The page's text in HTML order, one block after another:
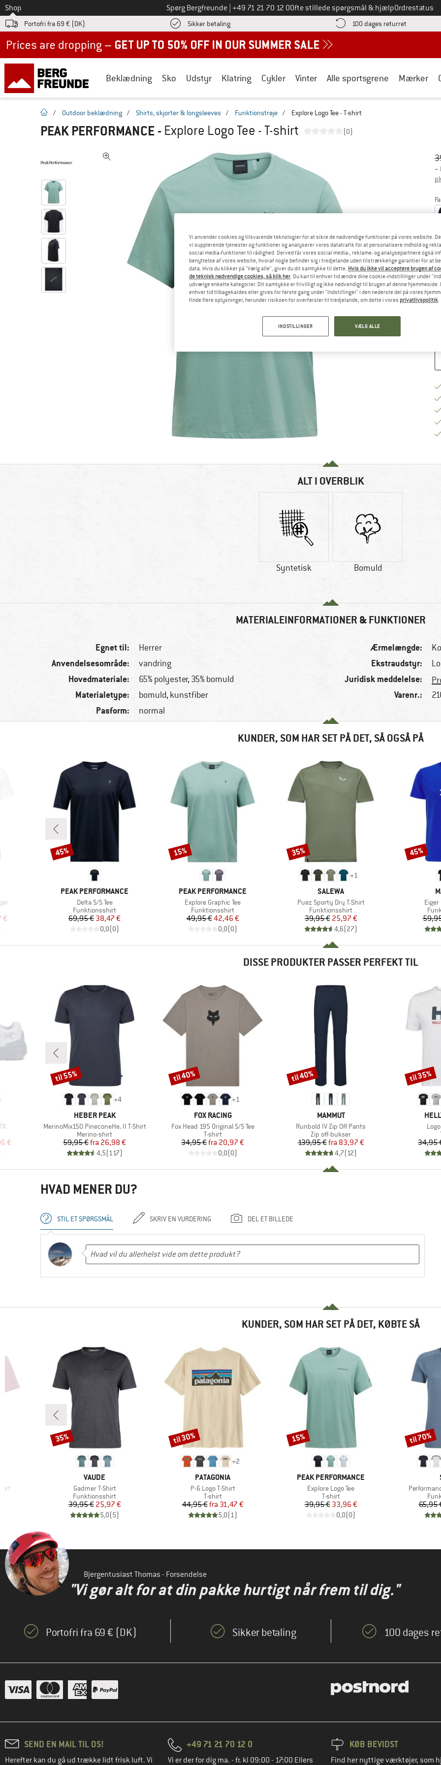
Til
Shop Spørg Bergfreunde Ring til os på
+49 71 21 70 12 0Ofte stillede spørgsmål & hjælpOrdrestatus
Portofri fra 69 € (DK) Sikker betalingFind betalingsoplysningerne her! Åbnes i en infoboks
100 dages returret Gå til
Beklædning Sko Udstyr Klatring Cykler Vinter Alle sportsgrene Mærker
Hjemmeside
/ Outdoor beklædning / Shirts, skjorter & longsleeves / Funktionstrøje / Explore Logo Tee - T-shirt
PEAK PERFORMANCE - Explore Logo Tee - T-shirt (0)
~
ALT I OVERBLIK
Syntetisk Bomuld
MATERIALEINFORMATIONER & FUNKTIONER
Egnet til: Herrer
Anvendelsesområde: vandring
Hovedmateriale: 65% polyester, 35% bomuld
Materialetype: bomuld, kunstfiber
Pasform: normal
Ærmelængde:
Ekstraudstyr:
Juridisk meddelelse:
Varenr.:
KUNDER, SOM HAR SET PÅ DET, SÅ OGSÅ PÅ
€
MÆRKE
PEAK PERFORMANCE
Artikel
Delta S/S Tee
Produktgruppe
Funktionsshirt
Pris
69,95 €Nedsat pris
38,47 €
0,0(0)
Rabat
45%
MÆRKE
PEAK PERFORMANCE
Artikel
Explore Graphic Tee
Produktgruppe
Funktionsshirt
Pris
49,95 €Nedsat pris
42,46 €
0,0(0)
Rabat
15%
+1
MÆRKE
SALEWA
Artikel
Puez Sporty Dry T-Shirt
Produktgruppe
Funktionsshirt
Pris
39,95 €Nedsat pris
25,97 €
4,6(27)
Rabat
35%
Eiger
Rabat
45%
DISSE PRODUKTER PASSER PERFEKT TIL
€
+4
MÆRKE
HEBER PEAK
Artikel
MerinoMix150 PineconeHe. II T-Shirt
Produktgruppe
Merino-shirt
Pris
59,95 € Nedsat pris
fra 26,98 €
4,5(117)
Rabat
til 55%
+1
MÆRKE
FOX RACING
Artikel
Fox Head 195 Original S/S Tee
Produktgruppe
T-shirt
Pris
34,95 € Nedsat pris
fra 20,97 €
0,0(0)
Rabat
til 40%
MÆRKE
MAMMUT
Artikel
Runbold IV Zip Off Pants
Produktgruppe
Zip off-bukser
Pris
139,95 € Nedsat pris
fra 83,97 €
4,7(12)
Rabat
til 40%
34,95
Rabat
til 35%
HVAD MENER DU?
STIL ET SPØRGSMÅL SKRIV EN VURDERING DEL ET BILLEDE
KUNDER, SOM HAR SET PÅ DET, KØBTE SÅ
MÆRKE
VAUDE
Artikel
Gadmer T-Shirt
Produktgruppe
Funktionsshirt
Pris
39,95 €Nedsat pris
25,97 €
5,0(5)
Rabat
35%
+2
MÆRKE
PATAGONIA
Artikel
P-6 Logo T-Shirt
Produktgruppe
T-shirt
Pris
44,95 € Nedsat pris
fra 31,47 €
5,0(1)
Rabat
til 30%
MÆRKE
PEAK PERFORMANCE
Artikel
Explore Logo Tee
Produktgruppe
T-shirt
Pris
39,95 €Nedsat pris
33,96 €
0,0(0)
Rabat
15%
Artikel
65,95
Rabat
til 70%
Bjergentusiast Thomas - Forsendelse
"Vi gør alt for at din pakke hurtigt når frem til dig."
Portofri fra 69 € (DK) Sikker betaling 100 dages
SEND EN MAIL TIL OS!
Herefter kan du gå ud trække lidt frisk luft. Vi
+49 71 21 70 12 0
Vi er der for dig ma. - fr. kl 09:00 - 17:00 Ellers
KØB BEVIDST
Find her nyttige værktøjer, som
Vi anvender cookies og tilsvarende teknologier for at sikre de nødvendige funktioner på vores website.
vi supplerende tjenester og funktioner og analyserer vores datatrafik for at personalisere indhold og
social media-funktioner til rådighed. Derved får vores social media-, reklame- og analysepartnere også
benyttelse af vores website, hvoraf nogle befinder sig i tredjelande uden tilstrækkelige garantier for at
data. Hvis du klikker på "Vælg alle", giver du dit samtykke til dette. Hvis du ikke vil acceptere brugen af
de teknisk nødvendige cookies, så klik her . Du kan til enhver tid ændre dine cookie-indstillinger under
udvælge enkelte kategorier. Dit samtykke er frivilligt og ikke nødvendigt til brugen af denne hjemmeside.
enhver tid tilbagekaldes eller gives for første gang under "Indstillinger" i den nederste del på vores
finde flere oplysninger, herunder risikoen for overførsler til tredjelande, om dette i vores privatlivspolitik
INDSTILLINGER VÆLG ALLE